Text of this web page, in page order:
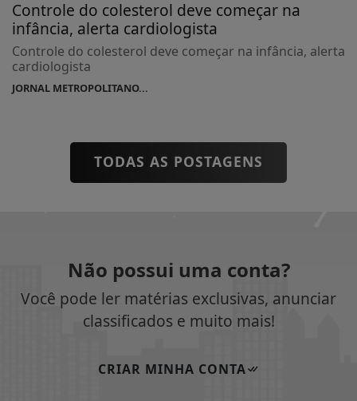
Controle do colesterol deve começar na
infância, alerta cardiologista
Controle do colesterol deve começar na infância, alerta
cardiologista
JORNAL METROPOLITANO...
TODAS AS POSTAGENS
Não possui uma conta?
Você pode ler matérias exclusivas, anunciar
classificados e muito mais!
CRIAR MINHA CONTA